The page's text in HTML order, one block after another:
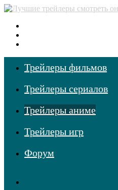
Трейлеры фильмов
Трейлеры сериалов
Трейлеры аниме
Трейлеры игр
Форум